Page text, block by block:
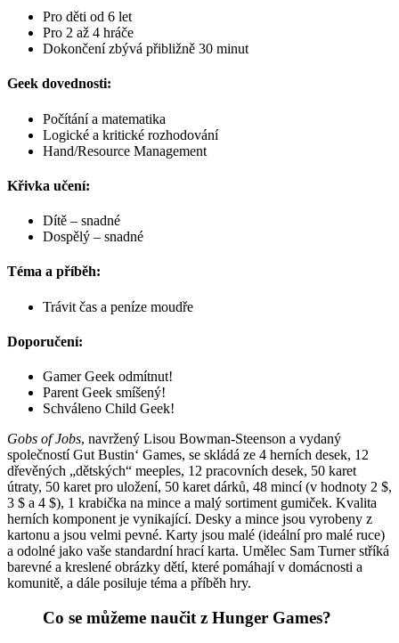
Pro děti od 6 let
Pro 2 až 4 hráče
Dokončení zbývá přibližně 30 minut
Geek dovednosti:
Počítání a matematika
Logické a kritické rozhodování
Hand/Resource Management
Křivka učení:
Dítě – snadné
Dospělý – snadné
Téma a příběh:
Trávit čas a peníze moudře
Doporučení:
Gamer Geek odmítnut!
Parent Geek smíšený!
Schváleno Child Geek!
Gobs of Jobs, navržený Lisou Bowman-Steenson a vydaný
společností Gut Bustin‘ Games, se skládá ze 4 herních desek, 12
dřevěných „dětských“ meeples, 12 pracovních desek, 50 karet
útraty, 50 karet pro uložení, 50 karet dárků, 48 mincí (v hodnoty 2 $,
3 $ a 4 $), 1 krabička na mince a malý sortiment gumiček. Kvalita
herních komponent je vynikající. Desky a mince jsou vyrobeny z
kartonu a jsou velmi pevné. Karty jsou malé (ideální pro malé ruce)
a odolné jako vaše standardní hrací karta. Umělec Sam Turner stříká
barevné a kreslené obrázky dětí, které pomáhají v domácnosti a
komunitě, a dále posiluje téma a příběh hry.
Co se můžeme naučit z Hunger Games?